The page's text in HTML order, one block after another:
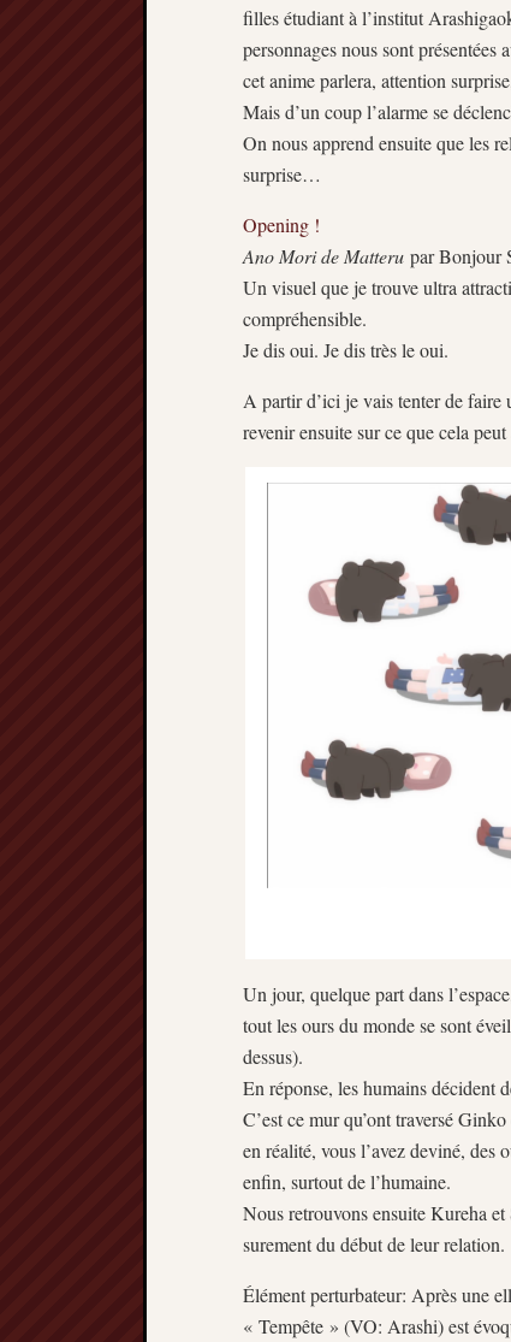
filles étudiant à l’institut
personnages nous sont
cet anime parlera, attention
Mais d’un coup l’alarme se
On nous apprend ensuite que les
surprise…
Opening !
Ano Mori de Matteru par Bonjour
Un visuel que je trouve ultra
compréhensible.
Je dis oui. Je dis très le oui.
A partir d’ici je vais tenter de faire
revenir ensuite sur ce que cela peut
Un jour, quelque part dans
tout les ours du monde se sont
dessus).
En réponse, les humains décident
C’est ce mur qu’ont traversé
en réalité, vous l’avez deviné, des
enfin, surtout de l’humaine.
Nous retrouvons ensuite Kureha
surement du début de leur relation.
Élément perturbateur: Après une
« Tempête » (VO: Arashi) est